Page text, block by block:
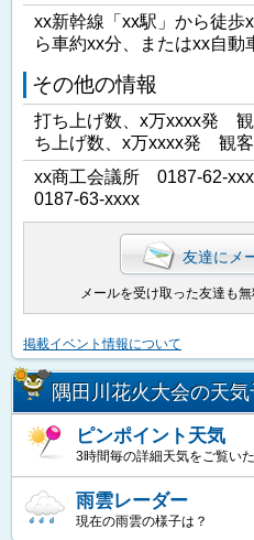
xx新幹線「xx駅」から徒歩
ら車約xx分、またはxx自動
その他の情報
打ち上げ数、x万xxxx発
ち上げ数、x万xxxx発 観客
xx商工会議所 0187-62-
0187-63-xxxx
友達にメ
メールを受け取った友達も
掲載イベント情報について
隅田川花火大会の天気
ピンポイント天気
3時間毎の詳細天気をご覧いた
雨雲レーダー
現在の雨雲の様子は？